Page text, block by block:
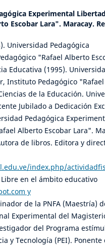
Experimental
Escobar Lara". Maracay.
Universidad Pedagógica
"Rafael Alberto
Educativa (1995).
Instituto Pedagógico
de la Educación.
Jubilado a Dedicación
Pedagógica
Alberto Escobar Lara".
de libros. Editora y
index.php/
en el ámbito educativo
y
de la PNFA (Maestría)
Experimental del
del Programa
y Tecnología (PEI). Ponente